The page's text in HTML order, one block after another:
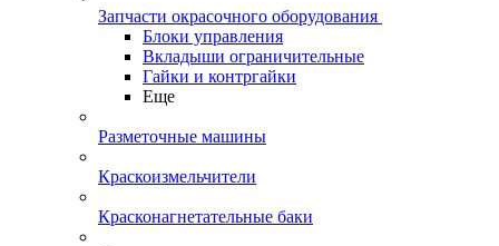
Запчасти окрасочного оборудования
Блоки управления
Вкладыши ограничительные
Гайки и контргайки
Еще
Разметочные машины
Краскоизмельчители
Красконагнетательные баки